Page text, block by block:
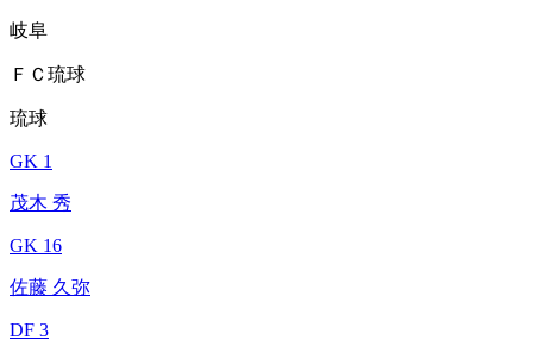
岐阜
ＦＣ琉球
琉球
GK 1
茂木 秀
GK 16
佐藤 久弥
DF 3